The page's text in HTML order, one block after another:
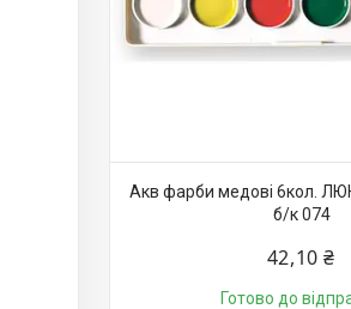
Акв фарби медові 6кол.
б/к 074
42,10 ₴
Готово до